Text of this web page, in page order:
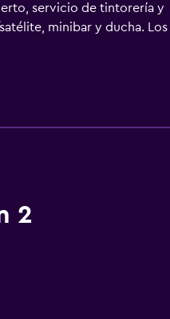
servicio de tintorería y
minibar y ducha. Los
de Citadel of Saigon.
2